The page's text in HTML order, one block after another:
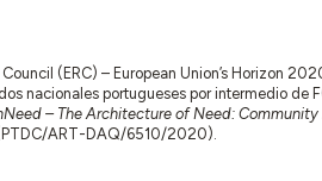
(ERC) – European Union’s Horizon
nacionales portugueses por intermedio de
– The Architecture of Need:
ART-DAQ/6510/2020).